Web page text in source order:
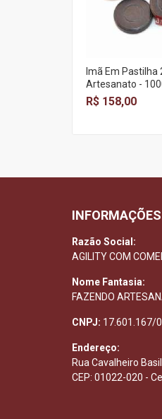
Imã Em Pastilha
Artesanato -
R$ 158,00
INFORMAÇÕES
Razão Social:
AGILITY COM
Nome Fantasia:
FAZENDO
CNPJ: 17.601.167/
Endereço:
Rua Cavalheiro
CEP: 01022-020 -